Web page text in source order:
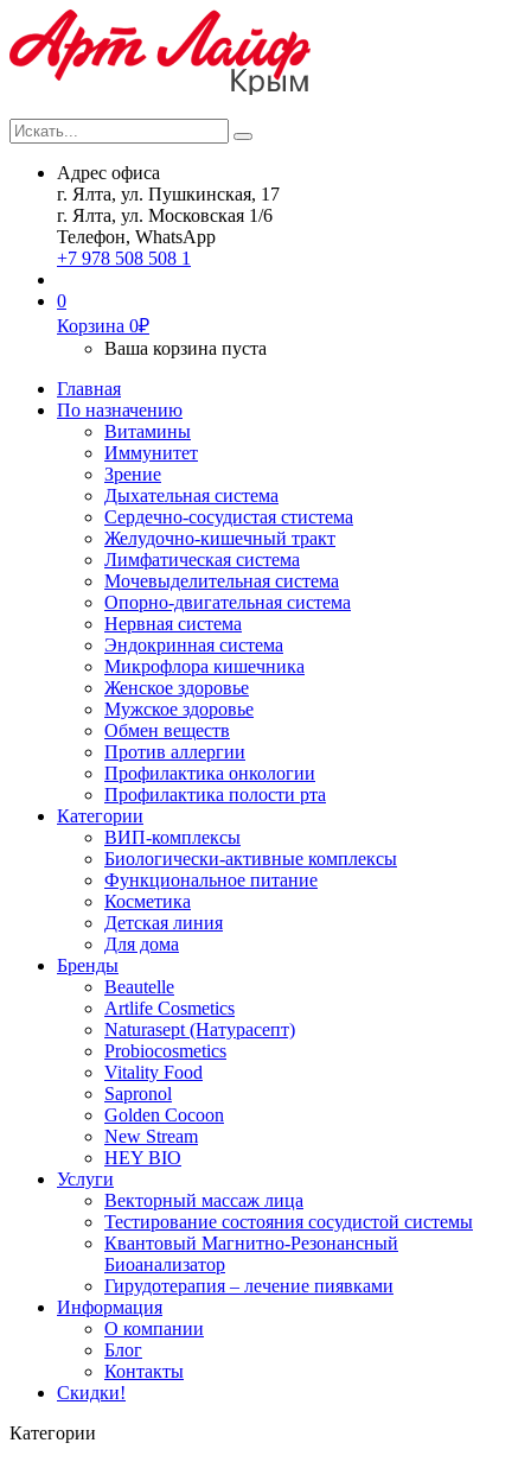
Search
Адрес офиса
г. Ялта, ул. Пушкинская, 17
г. Ялта, ул. Московская 1/6
Телефон, WhatsApp
+7 978 508 508 1
0
Корзина 0₽
Ваша корзина пуста
Главная
По назначению
Витамины
Иммунитет
Зрение
Дыхательная система
Сердечно-сосудистая стистема
Желудочно-кишечный тракт
Лимфатическая система
Мочевыделительная система
Опорно-двигательная система
Нервная система
Эндокринная система
Микрофлора кишечника
Женское здоровье
Мужское здоровье
Обмен веществ
Против аллергии
Профилактика онкологии
Профилактика полости рта
Категории
ВИП-комплексы
Биологически-активные комплексы
Функциональное питание
Косметика
Детская линия
Для дома
Бренды
Beautelle
Artlife Cosmetics
Naturasept (Натурасепт)
Probiocosmetics
Vitality Food
Sapronol
Golden Cocoon
New Stream
HEY BIO
Услуги
Векторный массаж лица
Тестирование состояния сосудистой системы
Квантовый Магнитно-Резонансный
Биоанализатор
Гирудотерапия – лечение пиявками
Информация
О компании
Блог
Контакты
Скидки!
Категории